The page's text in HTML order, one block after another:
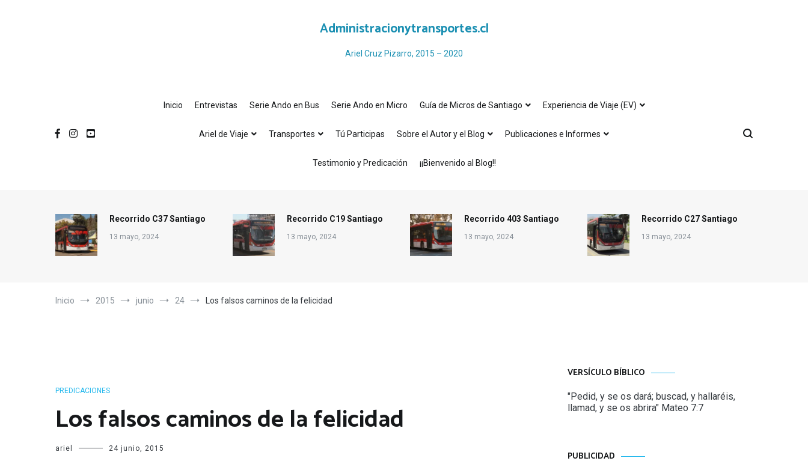
Administracionytransportes.cl
Ariel Cruz Pizarro, 2015 – 2020
Inicio Entrevistas Serie Ando en Bus Serie Ando en Micro Guía de Micros de Santiago Experiencia de Viaje (EV)
Ariel de Viaje Transportes Tú Participas Sobre el Autor y el Blog Publicaciones e Informes
Testimonio y Predicación ¡¡Bienvenido al Blog!!
Recorrido C37 Santiago
13 mayo, 2024
Recorrido C19 Santiago
13 mayo, 2024
Recorrido 403 Santiago
13 mayo, 2024
Recorrido C27 Santiago
13 mayo, 2024
Inicio 2015 junio 24 Los falsos caminos de la felicidad
PREDICACIONES
Los falsos caminos de la felicidad
ariel 24 junio, 2015
VERSÍCULO BÍBLICO
"Pedid, y se os dará; buscad, y hallaréis,
llamad, y se os abrira" Mateo 7:7
PUBLICIDAD